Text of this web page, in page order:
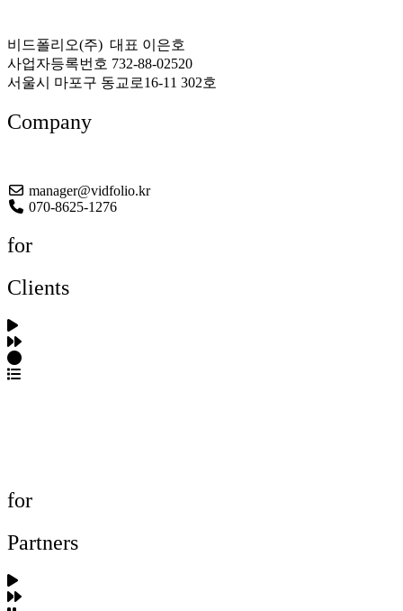
비드폴리오(주) 대표 이은호
사업자등록번호 732-88-02520
서울시 마포구 동교로16-11 302호
Company
manager@vidfolio.kr
070-8625-1276
for
Clients
for
Partners